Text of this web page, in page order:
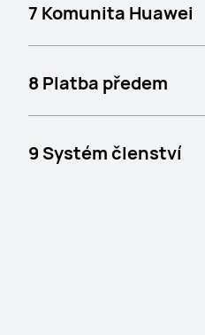
7 Komunita Huawei
8 Platba předem
9 Systém členství